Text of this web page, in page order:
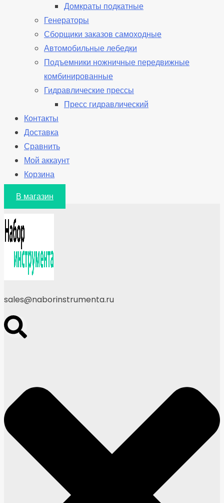
Домкраты подкатные
Генераторы
Сборщики заказов самоходные
Автомобильные лебедки
Подъемники ножничные передвижные
комбинированные
Гидравлические прессы
Пресс гидравлический
Контакты
Доставка
Сравнить
Мой аккаунт
Корзина
В магазин
sales@naborinstrumenta.ru